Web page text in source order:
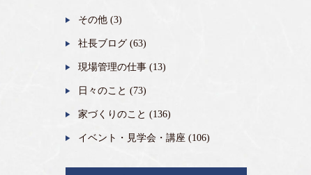
その他 (3)
社長ブログ (63)
現場管理の仕事 (13)
日々のこと (73)
家づくりのこと (136)
イベント・見学会・講座 (106)